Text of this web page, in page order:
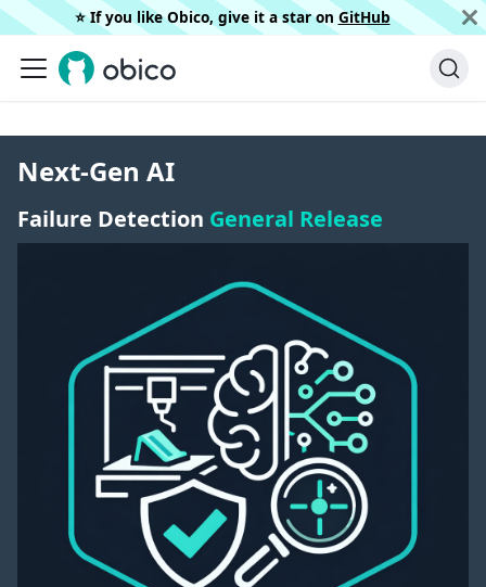
⭐️ If you like Obico, give it a star on GitHub
Next-Gen AI
Failure Detection General Release